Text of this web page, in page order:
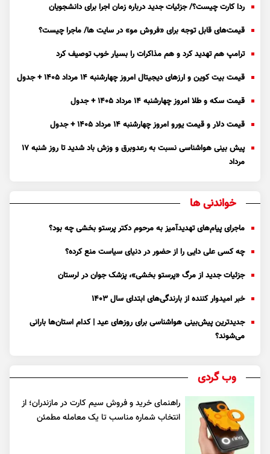
ردا کارت چیست؟/ جزئیات جدید درباره زمان اجرا برای دانشجویان
قیمت‌های قابل توجه برای «فروش مو» در سایت ها/ ماجرا چیست؟
ترامپ هم تهدید کرد و هم مذاکرات را بسیار خوب توصیف کرد
قیمت بیت کوین و ارز‌های دیجیتال امروز چهارشنبه ۱۴ مرداد ۱۴۰۵ + جدول
قیمت سکه و طلا امروز چهارشنبه ۱۴ مرداد ۱۴۰۵ + جدول
قیمت دلار و قیمت یورو امروز چهارشنبه ۱۴ مرداد ۱۴۰۵ + جدول
پیش بینی هواشناسی نسبت به رعدوبرق و وزش باد شدید تا روز شنبه ۱۷
مرداد
خواندنی ها
ماجرای پیام‌های تهدیدآمیز به مرحوم دکتر پرستو بخشی چه بود؟
چه کسی علی دایی را از حضور در دنیای سیاست منع کرده؟
جزئیات جدید از مرگ «پرستو بخشی»، پزشک جوان در لرستان
خبر امیدوار کننده از بارندگی‌های ابتدای سال ۱۴۰۳
جدیدترین پیش‌بینی هواشناسی برای روزهای عید | کدام استان‌ها بارانی
می‌شوند؟
وب گردی
راهنمای خرید و فروش سیم کارت در مازندران؛ از
انتخاب شماره مناسب تا یک معامله مطمئن